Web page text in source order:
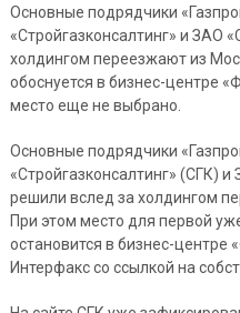
Основные подрядчики
«Стройгазконсалтинг» и ЗАО
холдингом переезжают из
обоснуется в бизнес-центре
место еще не выбрано.
Основные подрядчики
«Стройгазконсалтинг» (СГК)
решили вслед за холдингом
При этом место для первой
остановится в бизнес-центре
Интерфакс со ссылкой на